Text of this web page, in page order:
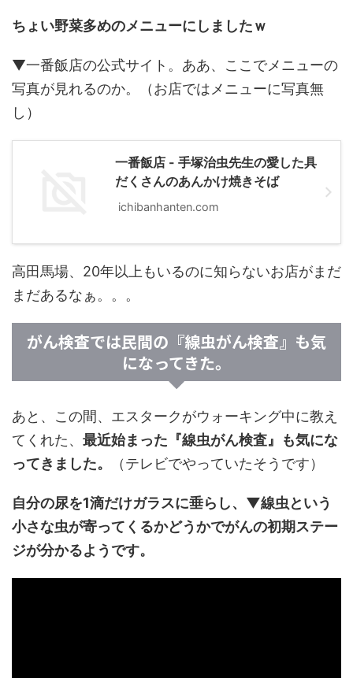
ちょい野菜多めのメニューにしましたｗ
▼一番飯店の公式サイト。ああ、ここでメニューの
写真が見れるのか。（お店ではメニューに写真無
し）
一番飯店 - 手塚治虫先生の愛した具
だくさんのあんかけ焼きそば
ichibanhanten.com
高田馬場、20年以上もいるのに知らないお店がまだ
まだあるなぁ。。。
がん検査では民間の『線虫がん検査』も気
になってきた。
あと、この間、エスタークがウォーキング中に教え
てくれた、 最近始まった『線虫がん検査』も気にな
ってきました。
（テレビでやっていたそうです）
自分の尿を1滴だけガラスに垂らし、▼線虫という
小さな虫が寄ってくるかどうかでがんの初期ステー
ジが分かるようです。